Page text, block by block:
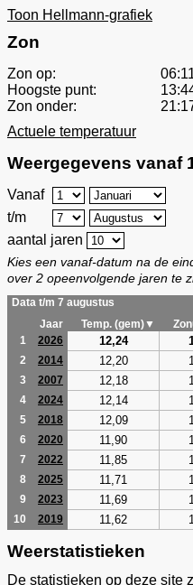
Toon Hellmann-grafiek
Zon
Zon op:
Hoogste punt:
Zon onder:
Actuele temperatuur
Weergegevens vanaf
Vanaf
t/m
aantal jaren
Kies een vanaf-datum na de
over 2 opeenvolgende jaren te
Data t/m 7 augustus
Jaar
Temp. (gem)▼
1
2026 12,24
2 2014 12,20
3 2007 12,18
4 2024 12,14
5 2018 12,09
6 2020 11,90
7 2022 11,85
8 2025 11,71
9 2023 11,69
10 2019 11,62
Weerstatistieken
De statistieken op deze site